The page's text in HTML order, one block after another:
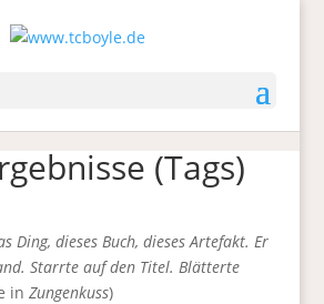
(Tags)
Ding, dieses Buch, dieses Artefakt. Er
Starrte auf den Titel. Blätterte
in Zungenkuss)